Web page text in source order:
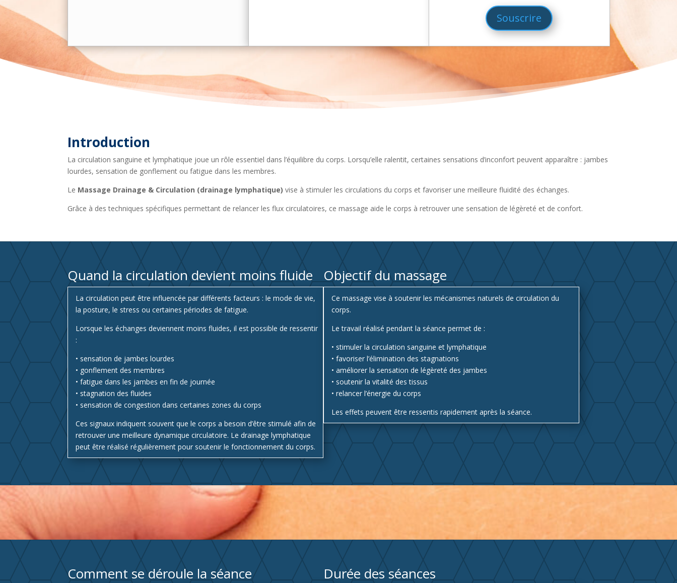
Souscrire
Introduction
La circulation sanguine et lymphatique joue un rôle essentiel dans l’équilibre du corps. Lorsqu’elle ralentit, certaines sensations d’inconfort peuvent apparaître : jambes
lourdes, sensation de gonflement ou fatigue dans les membres.
Le Massage Drainage & Circulation (drainage lymphatique) vise à stimuler les circulations du corps et favoriser une meilleure fluidité des échanges.
Grâce à des techniques spécifiques permettant de relancer les flux circulatoires, ce massage aide le corps à retrouver une sensation de légèreté et de confort.
Quand la circulation devient moins fluide
La circulation peut être influencée par différents facteurs : le mode de vie,
la posture, le stress ou certaines périodes de fatigue.
Lorsque les échanges deviennent moins fluides, il est possible de ressentir
:
• sensation de jambes lourdes
• gonflement des membres
• fatigue dans les jambes en fin de journée
• stagnation des fluides
• sensation de congestion dans certaines zones du corps
Ces signaux indiquent souvent que le corps a besoin d’être stimulé afin de
retrouver une meilleure dynamique circulatoire. Le drainage lymphatique
peut être réalisé régulièrement pour soutenir le fonctionnement du corps.
Objectif du massage
Ce massage vise à soutenir les mécanismes naturels de circulation du
corps.
Le travail réalisé pendant la séance permet de :
• stimuler la circulation sanguine et lymphatique
• favoriser l’élimination des stagnations
• améliorer la sensation de légèreté des jambes
• soutenir la vitalité des tissus
• relancer l’énergie du corps
Les effets peuvent être ressentis rapidement après la séance.
Comment se déroule la séance Durée des séances